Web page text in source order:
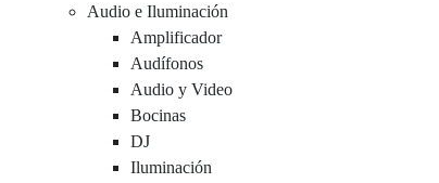
Audio e Iluminación
Amplificador
Audífonos
Audio y Video
Bocinas
DJ
Iluminación